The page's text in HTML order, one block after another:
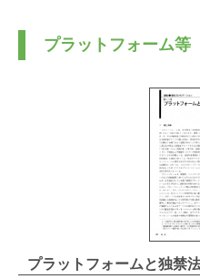
プラットフォーム等
プラットフォームと独禁